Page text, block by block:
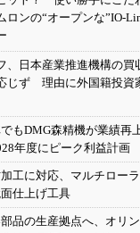
ロンの“オープンな”IO-
、日本産業推進機構の買
じず 理由に外国籍投資
もDMG森精機が業績再
年度にピーク利益計画
工に対応、マルチロー
仕上げ工具
品の生産拠点へ、オリ